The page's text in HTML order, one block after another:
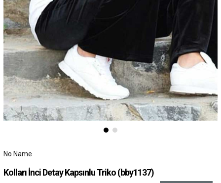
No Name
Kolları İnci Detay Kapsınlu Triko(bby1137)